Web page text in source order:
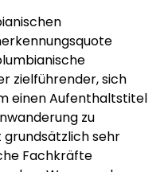
zielführender, sich
einen Aufenthaltstitel
zu
grundsätzlich sehr
Fachkräfte